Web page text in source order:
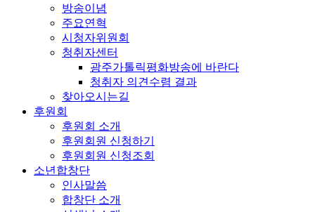
방송이념
주요연혁
시청자위원회
청취자센터
광주가톨릭평화방송에 바란다
청취자 의견수렴 결과
찾아오시는길
후원회
후원회 소개
후원회원 신청하기
후원회원 신청조회
소년합창단
인사말씀
합창단 소개